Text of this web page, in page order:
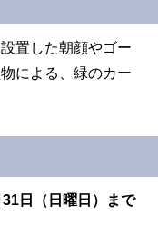
置した朝顔やゴー
による、緑のカー
日（日曜日）まで